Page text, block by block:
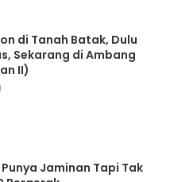
di Tanah Batak, Dulu
Sekarang di Ambang
II)
Jaminan Tapi Tak